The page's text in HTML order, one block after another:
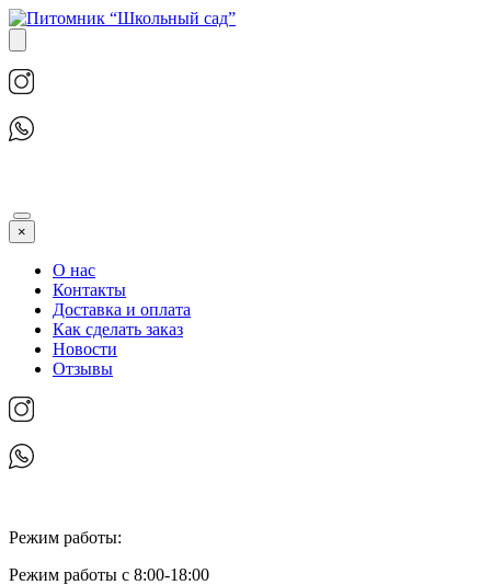
×
О нас
Контакты
Доставка и оплата
Как сделать заказ
Новости
Отзывы
Режим работы:
Режим работы с 8:00-18:00